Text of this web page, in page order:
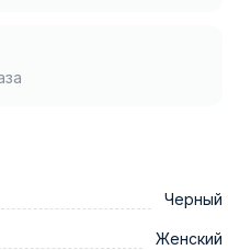
Черный
Женский